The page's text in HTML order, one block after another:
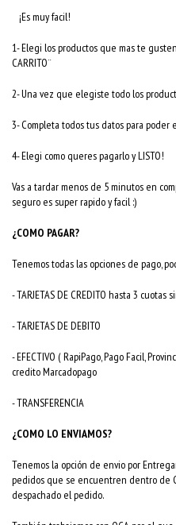
¡Es muy facil!
1- Elegi los productos que mas te
CARRITO¨
2- Una vez que elegiste todo los
3- Completa todos tus datos para
4- Elegi como queres pagarlo y LISTO!
Vas a tardar menos de 5 minutos en
seguro es super rapido y facil :)
¿COMO PAGAR?
Tenemos todas las opciones de pago,
- TARJETAS DE CREDITO hasta 3 cuotas
- TARJETAS DE DEBITO
- EFECTIVO ( RapiPago, Pago Facil,
credito Marcadopago
- TRANSFERENCIA
¿COMO LO ENVIAMOS?
Tenemos la opción de envio por
pedidos que se encuentren dentro de
despachado el pedido.